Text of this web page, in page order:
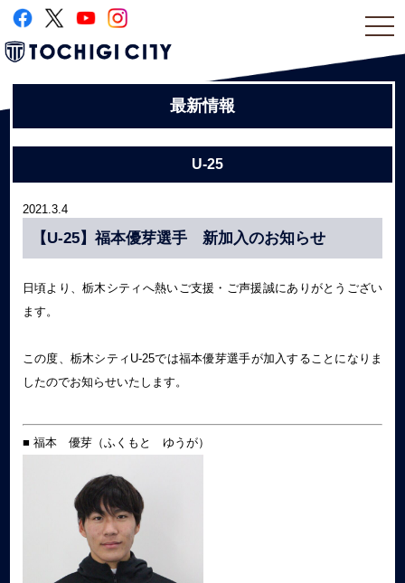
最新情報
U-25
2021.3.4
【U-25】福本優芽選手 新加入のお知らせ
日頃より、栃木シティへ熱いご支援・ご声援誠にありがとうござい
ます。
この度、栃木シティU-25では福本優芽選手が加入することになりま
したのでお知らせいたします。
■ 福本 優芽（ふくもと ゆうが）